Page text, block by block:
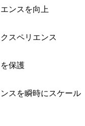
ンスを向上
スペリエンス
保護
スを瞬時にスケール